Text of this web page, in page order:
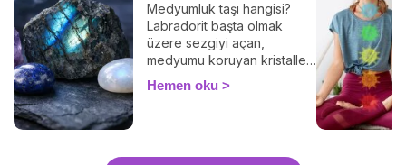
Medyumluk taşı hangisi?
Labradorit başta olmak
üzere sezgiyi açan,
medyumu koruyan kristalleri
ve nasıl kullanılacağını
keşfedin.
Hemen oku